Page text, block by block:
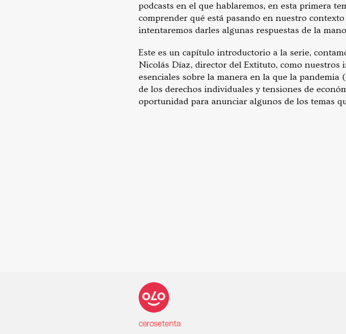
podcasts en el que hablaremos, en esta primera
comprender qué está pasando en nuestro
intentaremos darles algunas respuestas de la
Este es un capítulo introductorio a la serie,
Nicolás Díaz, director del Extituto, como nuestros
esenciales sobre la manera en la que la
de los derechos individuales y tensiones de
oportunidad para anunciar algunos de los temas
cerosetenta